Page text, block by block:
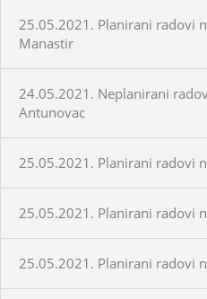
25.05.2021. Planirani radovi
Manastir
24.05.2021. Neplanirani
Antunovac
25.05.2021. Planirani radovi
25.05.2021. Planirani radovi
25.05.2021. Planirani radovi